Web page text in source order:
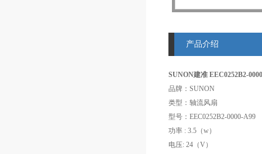
产品介绍
SUNON建准 EEC0252B2-
品牌：SUNON
类型：轴流风扇
型号：EEC0252B2-0000-A99
功率 : 3.5（w）
电压: 24（V）